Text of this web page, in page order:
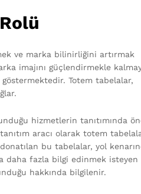
ve marka bilinirliğini artırmak
imajını güçlendirmekle
Totem tabelalar,
hizmetlerin tanıtımında
aracı olarak totem
bu tabelalar, yol
daha fazla bilgi edinmek isteyen
hakkında bilgilenir.